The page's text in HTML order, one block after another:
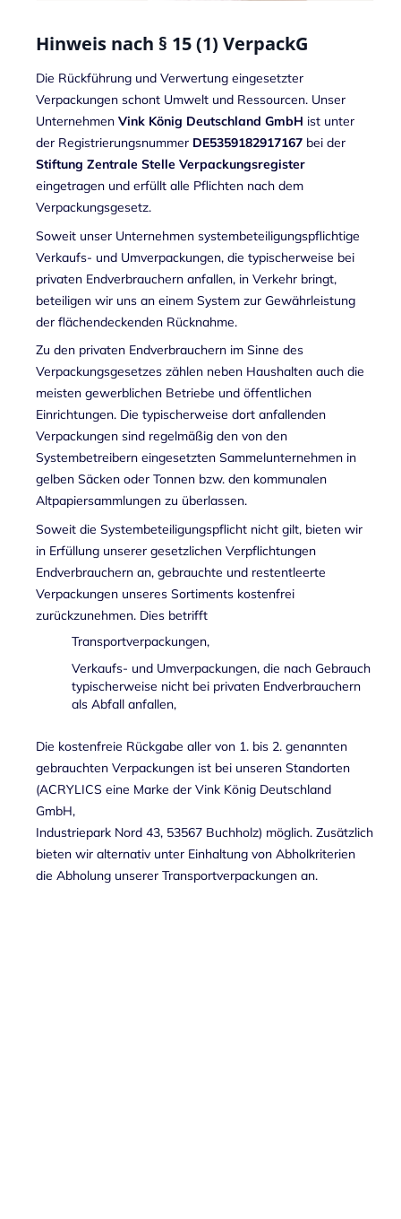
Hinweis nach § 15 (1) VerpackG
Die Rückführung und Verwertung eingesetzter
Verpackungen schont Umwelt und Ressourcen. Unser
Unternehmen Vink König Deutschland GmbH ist unter
der Registrierungsnummer DE5359182917167 bei der
Stiftung Zentrale Stelle Verpackungsregister
eingetragen und erfüllt alle Pflichten nach dem
Verpackungsgesetz.
Soweit unser Unternehmen systembeteiligungspflichtige
Verkaufs- und Umverpackungen, die typischerweise bei
privaten Endverbrauchern anfallen, in Verkehr bringt,
beteiligen wir uns an einem System zur Gewährleistung
der flächendeckenden Rücknahme.
Zu den privaten Endverbrauchern im Sinne des
Verpackungsgesetzes zählen neben Haushalten auch die
meisten gewerblichen Betriebe und öffentlichen
Einrichtungen. Die typischerweise dort anfallenden
Verpackungen sind regelmäßig den von den
Systembetreibern eingesetzten Sammelunternehmen in
gelben Säcken oder Tonnen bzw. den kommunalen
Altpapiersammlungen zu überlassen.
Soweit die Systembeteiligungspflicht nicht gilt, bieten wir
in Erfüllung unserer gesetzlichen Verpflichtungen
Endverbrauchern an, gebrauchte und restentleerte
Verpackungen unseres Sortiments kostenfrei
zurückzunehmen. Dies betrifft
Transportverpackungen,
Verkaufs- und Umverpackungen, die nach Gebrauch
typischerweise nicht bei privaten Endverbrauchern
als Abfall anfallen,
Die kostenfreie Rückgabe aller von 1. bis 2. genannten
gebrauchten Verpackungen ist bei unseren Standorten
(ACRYLICS eine Marke der Vink König Deutschland
GmbH,
Industriepark Nord 43, 53567 Buchholz) möglich. Zusätzlich
bieten wir alternativ unter Einhaltung von Abholkriterien
die Abholung unserer Transportverpackungen an.